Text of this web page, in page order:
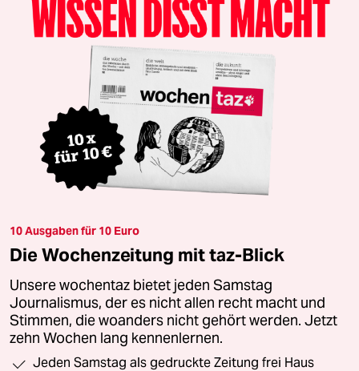
10 Ausgaben für 10 Euro
Die Wochenzeitung mit taz-Blick
Unsere wochentaz bietet jeden Samstag
Journalismus, der es nicht allen recht macht und
Stimmen, die woanders nicht gehört werden. Jetzt
zehn Wochen lang kennenlernen.
Jeden Samstag als gedruckte Zeitung frei Haus